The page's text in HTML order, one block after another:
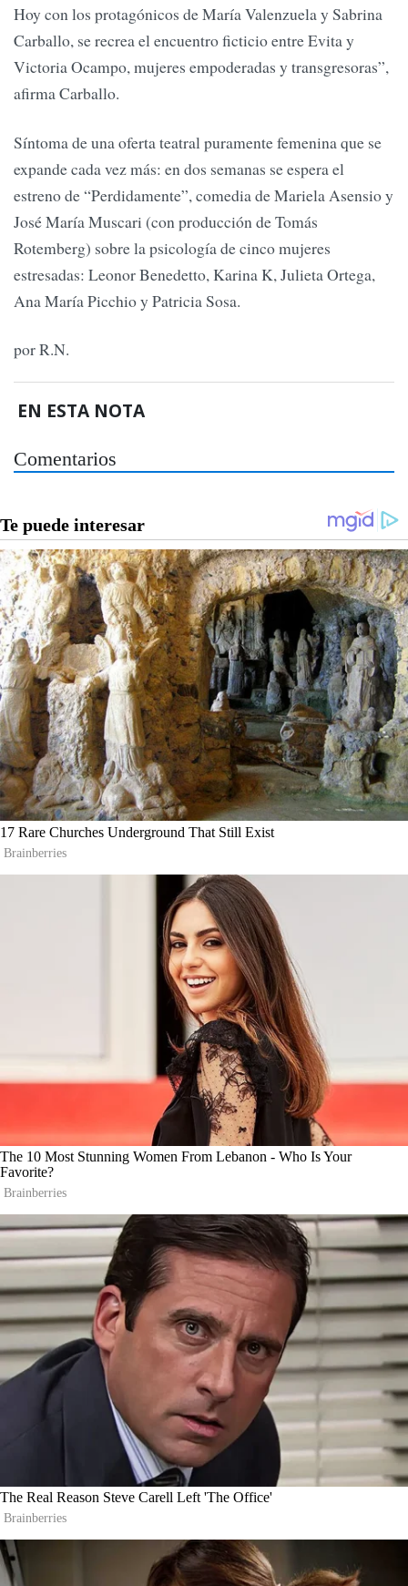
Hoy con los protagónicos de María Valenzuela y Sabrina
Carballo, se recrea el encuentro ficticio entre Evita y
Victoria Ocampo, mujeres empoderadas y transgresoras”,
afirma Carballo.
Síntoma de una oferta teatral puramente femenina que se
expande cada vez más: en dos semanas se espera el
estreno de “Perdidamente”, comedia de Mariela Asensio y
José María Muscari (con producción de Tomás
Rotemberg) sobre la psicología de cinco mujeres
estresadas: Leonor Benedetto, Karina K, Julieta Ortega,
Ana María Picchio y Patricia Sosa.
por R.N.
EN ESTA NOTA
Comentarios